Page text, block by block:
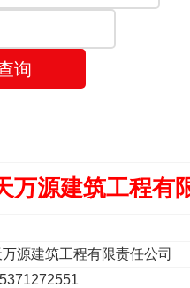
询
万源建筑工程有
源建筑工程有限责任公司